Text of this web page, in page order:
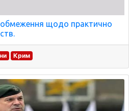
щодо практично
Крим